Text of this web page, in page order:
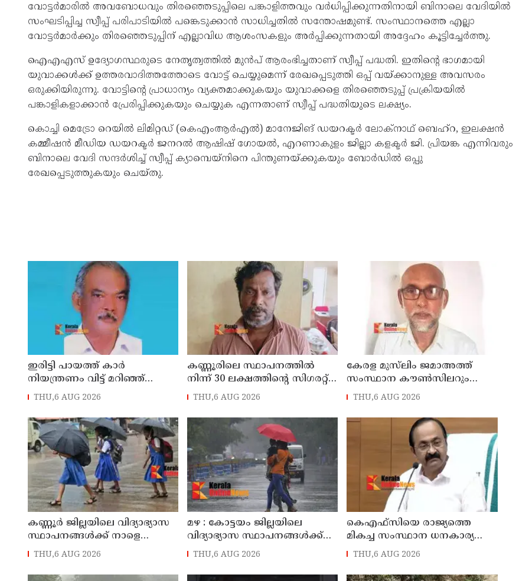
വോട്ടർമാരിൽ അവബോധവും തിരഞ്ഞെടുപ്പിലെ പങ്കാളിത്തവും വർധിപ്പിക്കുന്നതിനായി ബിനാലെ വേദിയിൽ
സംഘടിപ്പിച്ച സ്വീപ്പ് പരിപാടിയിൽ പങ്കെടുക്കാൻ സാധിച്ചതിൽ സന്തോഷമുണ്ട്. സംസ്ഥാനത്തെ എല്ലാ
വോട്ടർമാർക്കും തിരഞ്ഞെടുപ്പിന് എല്ലാവിധ ആശംസകളും അർപ്പിക്കുന്നതായി അദ്ദേഹം കൂട്ടിച്ചേർത്തു.
ഐഎഎസ് ഉദ്യോഗസ്ഥരുടെ നേതൃത്വത്തിൽ മുൻപ് ആരംഭിച്ചതാണ് സ്വീപ്പ് പദ്ധതി. ഇതിന്റെ ഭാഗമായി
യുവാക്കൾക്ക് ഉത്തരവാദിത്തത്തോടെ വോട്ട് ചെയ്യുമെന്ന് രേഖപ്പെടുത്തി ഒപ്പ് വയ്ക്കാനുള്ള അവസരം
ഒരുക്കിയിരുന്നു. വോട്ടിന്റെ പ്രാധാന്യം വ്യക്തമാക്കുകയും യുവാക്കളെ തിരഞ്ഞെടുപ്പ് പ്രക്രിയയിൽ
പങ്കാളികളാക്കാൻ പ്രേരിപ്പിക്കുകയും ചെയ്യുക എന്നതാണ് സ്വീപ്പ് പദ്ധതിയുടെ ലക്ഷ്യം.
കൊച്ചി മെട്രോ റെയിൽ ലിമിറ്റഡ് (കെഎംആർഎൽ) മാനേജിങ് ഡയറക്ടർ ലോക്‌നാഥ് ബെഹ്‌റ, ഇലക്ഷൻ
കമ്മീഷൻ മീഡിയ ഡയറക്ടർ ജനറൽ ആഷിഷ് ഗോയൽ, എറണാകുളം ജില്ലാ കളക്ടർ ജി. പ്രിയങ്ക എന്നിവരും
ബിനാലെ വേദി സന്ദർശിച്ച് സ്വീപ്പ് ക്യാമ്പെയ്‌നിനെ പിന്തുണയ്ക്കുകയും ബോർഡിൽ ഒപ്പു
രേഖപ്പെടുത്തുകയും ചെയ്തു.
ഇരിട്ടി പായത്ത് കാർ
നിയന്ത്രണം വിട്ട് മറിഞ്ഞ്
തളിപ്പറമ്പിലെ ആദ്യ കാല
THU,6 AUG 2026
കണ്ണൂരിലെ സ്ഥാപനത്തിൽ
നിന്ന് 30 ലക്ഷത്തിന്റെ സിഗരറ്റ്
മോഷണം: തമിഴ്‌നാട്
തെങ്കാശിയിൽ പിടിയിൽ
THU,6 AUG 2026
കേരള മുസ്‌ലിം ജമാഅത്ത്
സംസ്ഥാന കൗൺസിലറും
തളിപ്പറമ്പിലെ മുതിർന്ന മാധ്യമ
അലി മൊഗ്രാൽ നിര്യാതനായി
THU,6 AUG 2026
കണ്ണൂർ ജില്ലയിലെ വിദ്യാഭ്യാസ
സ്ഥാപനങ്ങള്‍ക്ക് നാളെ
(07/08/2026), അവധി
THU,6 AUG 2026
മഴ : കോട്ടയം ജില്ലയിലെ
വിദ്യാഭ്യാസ സ്ഥാപനങ്ങൾക്ക്
നാളെ അവധി
THU,6 AUG 2026
കെഎഫ്‌സിയെ രാജ്യത്തെ
മികച്ച സംസ്ഥാന ധനകാര്യ
സ്ഥാപനമാക്കും: മുഖ്യമന്ത്രി വി
ഡി സതീശൻ
THU,6 AUG 2026